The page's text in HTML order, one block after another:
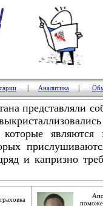
Аналитика
представляли
являются
и капризно